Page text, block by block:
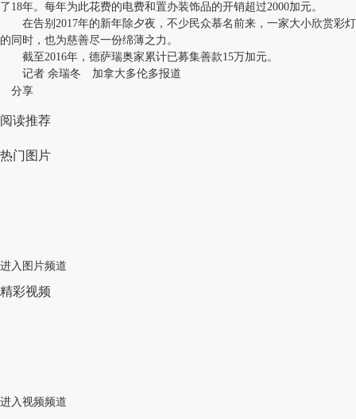
了18年。每年为此花费的电费和置办装饰品的开销超过2000加元。
在告别2017年的新年除夕夜，不少民众慕名前来，一家大小欣赏彩灯
的同时，也为慈善尽一份绵薄之力。
截至2016年，德萨瑞奥家累计已募集善款15万加元。
记者 余瑞冬 加拿大多伦多报道
分享
阅读推荐
热门图片
进入图片频道
精彩视频
进入视频频道